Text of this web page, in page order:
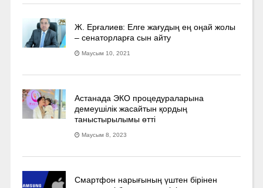
Ж. Ерғалиев: Елге жағудың ең оңай жолы
– сенаторларға сын айту
Маусым 10, 2021
Астанада ЭКО процедураларына
демеушілік жасайтын қордың
таныстырылымы өтті
Маусым 8, 2023
Смартфон нарығының үштен бірінен